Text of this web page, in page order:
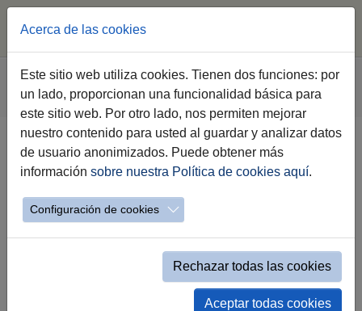
Saltar al contenido principal
Estás aquí:
Jerez.es Webs Municipales
Sala de Prensa
Nota de Prensa
El Ayuntamiento de Jerez
intensifica la limpieza viaria en
fines de semana y festivos
Se ha reprogramado el servicio de manera
que se pueda dar más cobertura tanto a la
labor habitual como a los eventos que se
celebrarán en el último trimestre del año y
Acerca de las cookies
Este sitio web utiliza cookies. Tienen dos funciones: por
un lado, proporcionan una funcionalidad básica para
este sitio web. Por otro lado, nos permiten mejorar
nuestro contenido para usted al guardar y analizar datos
de usuario anonimizados. Puede obtener más
información sobre nuestra Política de cookies aquí.
Configuración de cookies
Rechazar todas las cookies
Aceptar todas cookies